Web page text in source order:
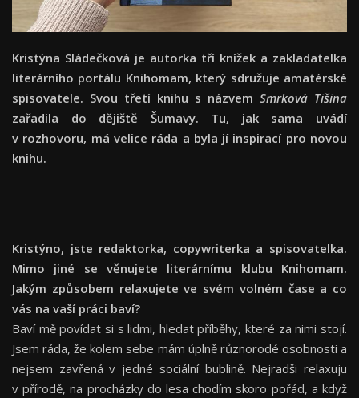
Kristýna Sládečková je autorka tří knížek a zakladatelka
literárního portálu Knihomam, který sdružuje amatérské
spisovatele. Svou třetí knihu s názvem Smrková Tišina
zařadila do dějiště Šumavy. Tu, jak sama uvádí
v rozhovoru, má velice ráda a byla jí inspirací pro novou
knihu.
Kristýno, jste redaktorka, copywriterka a spisovatelka.
Mimo jiné se věnujete literárnímu klubu Knihomam.
Jakým způsobem relaxujete ve svém volném čase a co
vás na vaší práci baví?
Baví mě povídat si s lidmi, hledat příběhy, které za nimi stojí.
Jsem ráda, že kolem sebe mám úplně různorodé osobnosti a
nejsem zavřená v jedné sociální bublině. Nejradši relaxuju
v přírodě, na procházky do lesa chodím skoro pořád, a když